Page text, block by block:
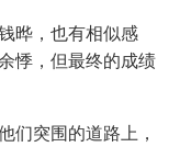
晔，也有相似感
悸，但最终的成绩
们突围的道路上，